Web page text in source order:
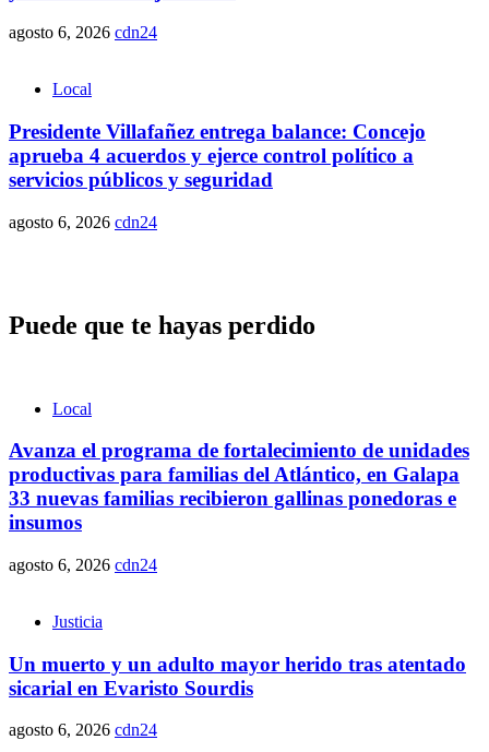
agosto 6, 2026 cdn24
Local
Presidente Villafañez entrega balance: Concejo
aprueba 4 acuerdos y ejerce control político a
servicios públicos y seguridad
agosto 6, 2026 cdn24
Puede que te hayas perdido
Local
Avanza el programa de fortalecimiento de unidades
productivas para familias del Atlántico, en Galapa
33 nuevas familias recibieron gallinas ponedoras e
insumos
agosto 6, 2026 cdn24
Justicia
Un muerto y un adulto mayor herido tras atentado
sicarial en Evaristo Sourdis
agosto 6, 2026 cdn24